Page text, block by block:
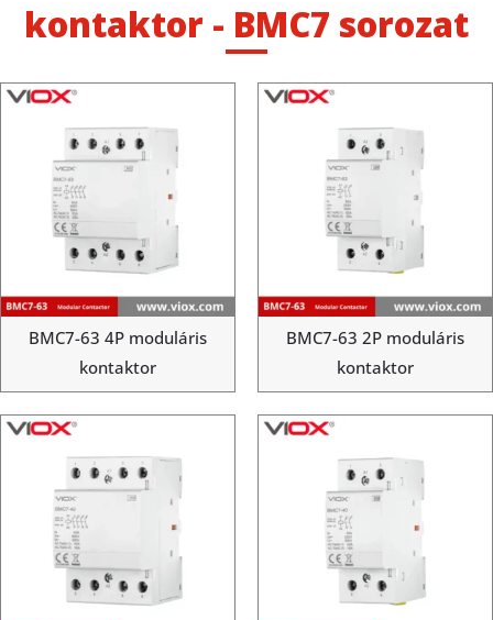
kontaktor - BMC7 sorozat
BMC7-63 4P moduláris
kontaktor
BMC7-63 2P moduláris
kontaktor